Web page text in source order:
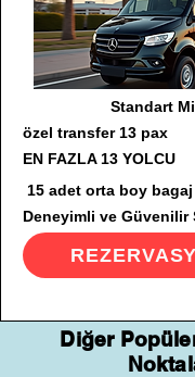
Standart
özel transfer 13 pax
EN FAZLA 13 YOLCU
15 adet orta boy bagaj
Deneyimli ve Güvenilir
Diğer